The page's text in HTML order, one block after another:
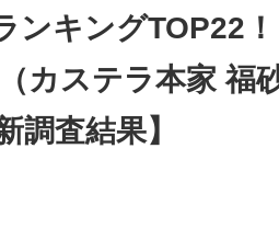
ロニクス専門サイト
ンキングTOP22
カステラ本家 福
調査結果】